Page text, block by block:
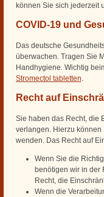
können Sie sich jederzeit
COVID-19 und
Das deutsche
überwachen. Tragen Sie
Handhygiene. Wichtig
Stromectol tabletten.
Recht auf
Sie haben das Recht, die
verlangen. Hierzu können
wenden. Das Recht auf
Wenn Sie die
benötigen wir in der
Recht, die
Wenn die